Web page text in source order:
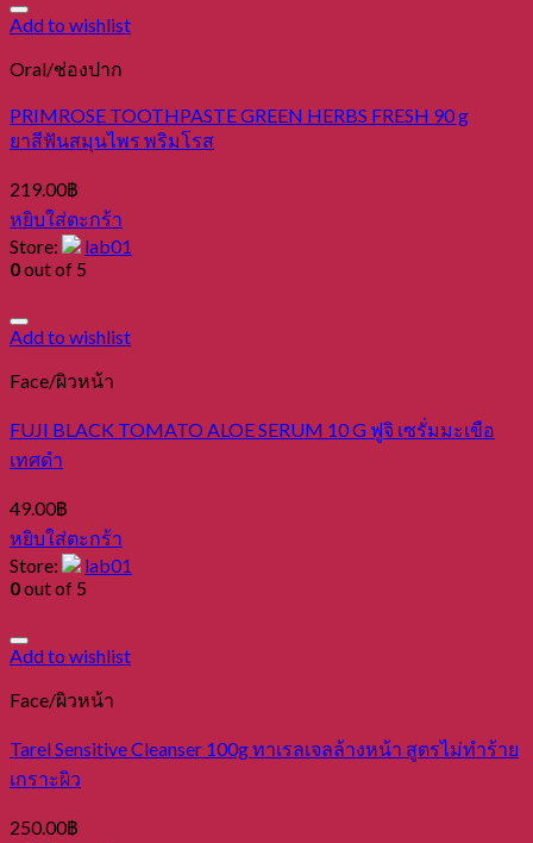
Add to wishlist
Oral/ช่องปาก
PRIMROSE TOOTHPASTE GREEN HERBS FRESH 90 g
ยาสีฟันสมุนไพร พริมโรส
219.00฿
หยิบใส่ตะกร้า
Store:
lab01
0out of 5
Add to wishlist
Face/ผิวหน้า
FUJI BLACK TOMATO ALOE SERUM 10 G ฟูจิ เซรั่มมะเขือ
เทศดำ
49.00฿
หยิบใส่ตะกร้า
Store:
lab01
0out of 5
Add to wishlist
Face/ผิวหน้า
Tarel Sensitive Cleanser 100g ทาเรลเจลล้างหน้า สูตรไม่ทำร้าย
เกราะผิว
250.00฿